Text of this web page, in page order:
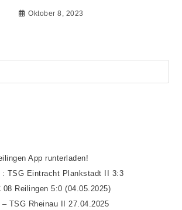
Oktober 8, 2023
App runterladen!
: TSG Eintracht Plankstadt II 3:3
Reilingen 5:0 (04.05.2025)
TSG Rheinau II 27.04.2025